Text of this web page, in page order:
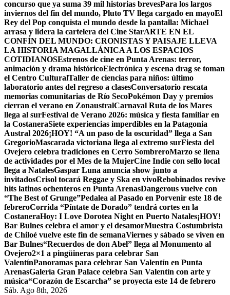
concurso que ya suma 39 mil historias brevesPara los largos
inviernos del fin del mundo, Pluto TV llega cargado en mayoEl
Rey del Pop conquista el mundo desde la pantalla: Michael
arrasa y lidera la cartelera del Cine StarARTE EN EL
CONFÍN DEL MUNDO: CRONISTAS Y PAISAJE LLEVA
LA HISTORIA MAGALLÁNICA A LOS ESPACIOS
COTIDIANOSEstrenos de cine en Punta Arenas: terror,
animación y drama históricoElectrónica y escena drag se toman
el Centro CulturalTaller de ciencias para niños: último
laboratorio antes del regreso a clasesConversatorio rescata
memorias comunitarias de Río SecoPokémon Day y premios
cierran el verano en ZonaustralCarnaval Ruta de los Mares
llega al surFestival de Verano 2026: música y fiesta familiar en
la CostaneraSiete experiencias imperdibles en la Patagonia
Austral 2026¡HOY! “A un paso de la oscuridad” llega a San
GregorioMascarada victoriana llega al extremo surFiesta del
Ovejero celebra tradiciones en Cerro SombreroMarzo se llena
de actividades por el Mes de la MujerCine Indie con sello local
llega a NatalesGaspar Luna anuncia show junto a
invitadosCrisol tocará Reggae y Ska en vivoRebobinados revive
hits latinos ochenteros en Punta ArenasDangerous vuelve con
“The Best of Grunge”Pedalea al Pasado en Porvenir este 18 de
febreroCorrida “Píntate de Dorado” tendrá cortes en la
CostaneraHoy: I Love Dorotea Night en Puerto Natales¡HOY!
Bar Bulnes celebra el amor y el desamorMuestra Costumbrista
de Chiloé vuelve este fin de semanaViernes y sábado se viven en
Bar Bulnes“Recuerdos de don Abel” llega al Monumento al
Ovejero2×1 a pingüineras para celebrar San
ValentínPanoramas para celebrar San Valentín en Punta
ArenasGalería Gran Palace celebra San Valentín con arte y
música“Corazón de Escarcha” se proyecta este 14 de febrero
Sáb. Ago 8th, 2026